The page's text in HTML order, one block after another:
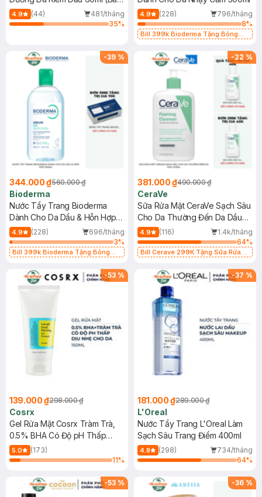
Mới)
4.9 (44)
481/tháng
35%
4.9 (228)
796/tháng
8%
Bill 399k Bioderma Tặng Bông
-39 %
344.000 ₫560.000 ₫
Bioderma
Nước Tẩy Trang Bioderma
Dành Cho Da Dầu & Hỗn Hợp
500ml
4.9 (228)
696/tháng
3%
Bill 399k Bioderma Tặng Bông
-22 %
381.000 ₫490.000 ₫
CeraVe
Sữa Rửa Mặt CeraVe Sạch Sâu
Cho Da Thường Đến Da Dầu
473ml
4.9 (116)
1.4k/tháng
64%
Bill Cerave 299K Tặng Sữa Rửa
-53 %
139.000 ₫298.000 ₫
Cosrx
Gel Rửa Mặt Cosrx Tràm Trà,
0.5% BHA Có Độ pH Thấp
150ml
5.0
(173)
11%
-37 %
181.000 ₫289.000 ₫
L'Oreal
Nước Tẩy Trang L'Oreal Làm
Sạch Sâu Trang Điểm 400ml
4.8 (298)
734/tháng
64%
-53 % -36 %